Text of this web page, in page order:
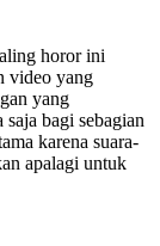
horor ini
video yang
yang
bagi sebagian
karena suara-
apalagi untuk